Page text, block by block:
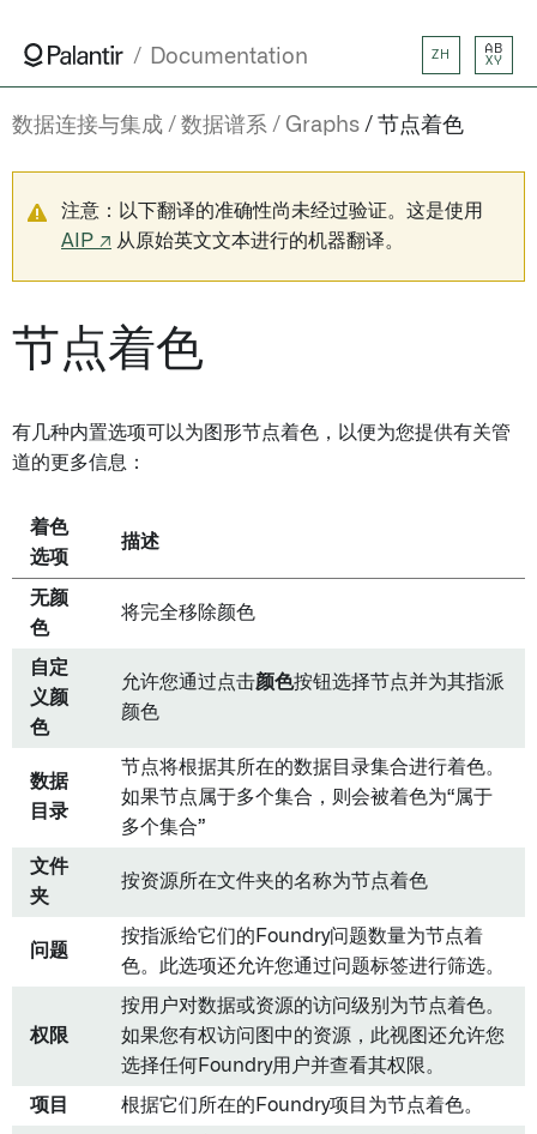
Documentation ZH
AB
XY
数据连接与集成 数据谱系 Graphs 节点着色
注意：以下翻译的准确性尚未经过验证。这是使用
AIP ↗ 从原始英文文本进行的机器翻译。
节点着色
有几种内置选项可以为图形节点着色，以便为您提供有关管
道的更多信息：
着色
选项
描述
无颜
色
将完全移除颜色
自定
义颜
色
允许您通过点击颜色按钮选择节点并为其指派
颜色
数据
目录
节点将根据其所在的数据目录集合进行着色。
如果节点属于多个集合，则会被着色为“属于
多个集合”
文件
夹
按资源所在文件夹的名称为节点着色
问题
按指派给它们的Foundry问题数量为节点着
色。此选项还允许您通过问题标签进行筛选。
权限
按用户对数据或资源的访问级别为节点着色。
如果您有权访问图中的资源，此视图还允许您
选择任何Foundry用户并查看其权限。
项目 根据它们所在的Foundry项目为节点着色。